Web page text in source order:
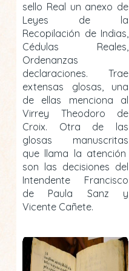
sello Real un anexo de
Leyes de la
Recopilación de Indias,
Cédulas Reales,
Ordenanzas
declaraciones. Trae
extensas glosas, una
de ellas menciona al
Virrey Theodoro de
Croix. Otra de las
glosas manuscritas
que llama la atención
son las decisiones del
Intendente Francisco
de Paula Sanz y
Vicente Cañete.